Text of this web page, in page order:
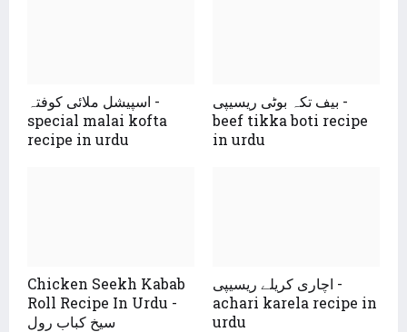
اسپیشل ملائی کوفتہ -
special malai kofta
recipe in urdu
بیف تکہ بوٹی ریسیپی -
beef tikka boti recipe
in urdu
Chicken Seekh Kabab
Roll Recipe In Urdu -
سیخ کباب رول
اچاری کریلے ریسیپی -
achari karela recipe in
urdu